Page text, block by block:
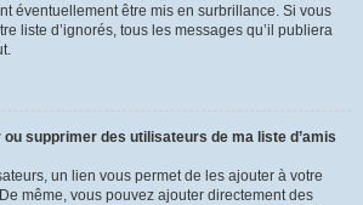
éventuellement être mis en surbrillance. Si vous
liste d’ignorés, tous les messages qu’il publiera
supprimer des utilisateurs de ma liste d’amis
un lien vous permet de les ajouter à votre
De même, vous pouvez ajouter directement des